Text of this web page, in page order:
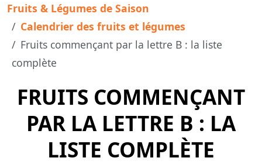
Fruits & Légumes de Saison
Calendrier des fruits et légumes
Fruits commençant par la lettre B : la liste
complète
FRUITS COMMENÇANT
PAR LA LETTRE B : LA
LISTE COMPLÈTE